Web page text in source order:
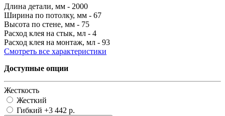
Длина детали, мм - 2000
Ширина по потолку, мм - 67
Высота по стене, мм - 75
Расход клея на стык, мл - 4
Расход клея на монтаж, мл - 93
Смотреть все характеристики
Доступные опции
Жесткость
Жесткий
Гибкий +3 442 р.